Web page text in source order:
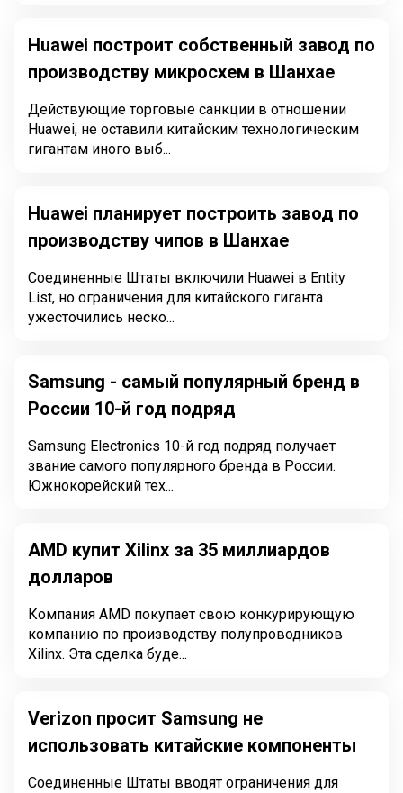
Huawei построит собственный завод по
производству микросхем в Шанхае
Действующие торговые санкции в отношении
Huawei, не оставили китайским технологическим
гигантам иного выб...
Huawei планирует построить завод по
производству чипов в Шанхае
Соединенные Штаты включили Huawei в Entity
List, но ограничения для китайского гиганта
ужесточились неско...
Samsung - самый популярный бренд в
России 10-й год подряд
Samsung Electronics 10-й год подряд получает
звание самого популярного бренда в России.
Южнокорейский тех...
AMD купит Xilinx за 35 миллиардов
долларов
Компания AMD покупает свою конкурирующую
компанию по производству полупроводников
Xilinx. Эта сделка буде...
Verizon просит Samsung не
использовать китайские компоненты
Соединенные Штаты вводят ограничения для